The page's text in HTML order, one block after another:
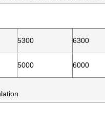
5300 6300
5000 6000